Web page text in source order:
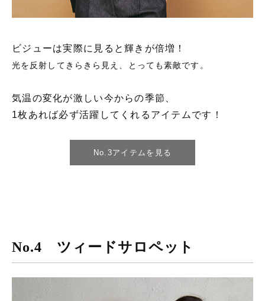
ビジューは実際に見ると輝きが倍増！
光を反射してきらきら見え、とっても素敵です。
気温の変化が激しい今からの季節、
1枚あれば必ず活躍してくれるアイテムです！
No.3アイテムを見る
No.4 ツィードサロペット